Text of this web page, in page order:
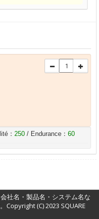
： 250 / Endurance： 60
社名・製品名・システム名な
Copyright (C) 2023 SQUARE